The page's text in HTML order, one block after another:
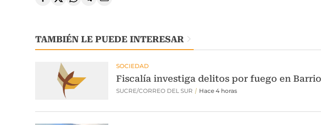
TAMBIÉN LE PUEDE INTERESAR